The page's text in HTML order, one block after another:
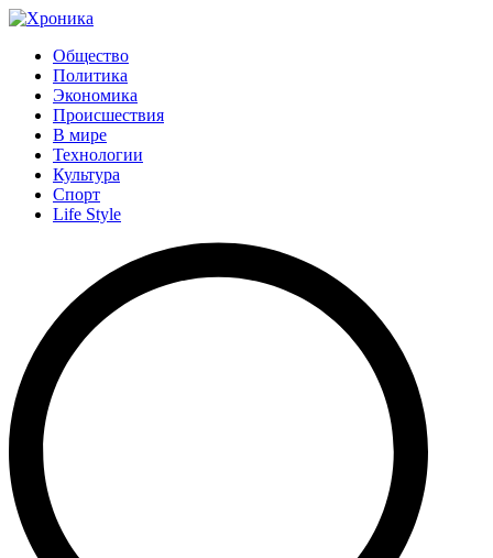
Общество
Политика
Экономика
Происшествия
В мире
Технологии
Культура
Спорт
Life Style